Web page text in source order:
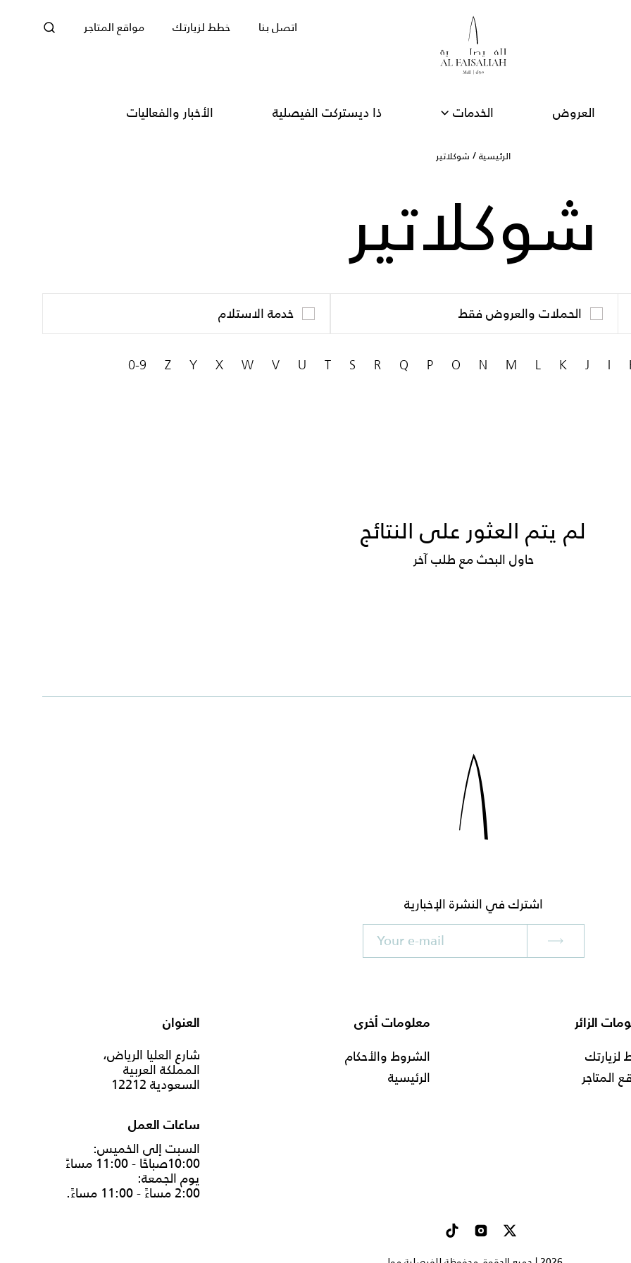
اتصل بنا خطط لزيارتك مواقع المتاجر
العروض الخدمات ذا ديستركت الفيصلية الأخبار والفعاليات
الرئيسية شوكلاتير
شوكلاتير
الحملات والعروض فقط خدمة الاستلام
I
J
K
L
M
N
O
P
Q
R
S
T
U
V
W
X
Y
Z
0-9
لم يتم العثور على النتائج
حاول البحث مع طلب آخر
اشترك في النشرة الإخبارية
الزائر
المتاجر
معلومات أخرى
الشروط والأحكام
الرئيسية
العنوان
شارع العليا الرياض،
المملكة العربية
السعودية 12212
ساعات العمل
السبت إلى الخميس:
10:00صباحًا - 11:00 مساءً
يوم الجمعة:
2:00 مساءً - 11:00 مساءً.